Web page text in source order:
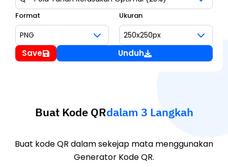
Format Ukuran
Save Unduh
Buat Kode QRdalam 3 Langkah
Buat kode QR dalam sekejap mata menggunakan
Generator Kode QR.